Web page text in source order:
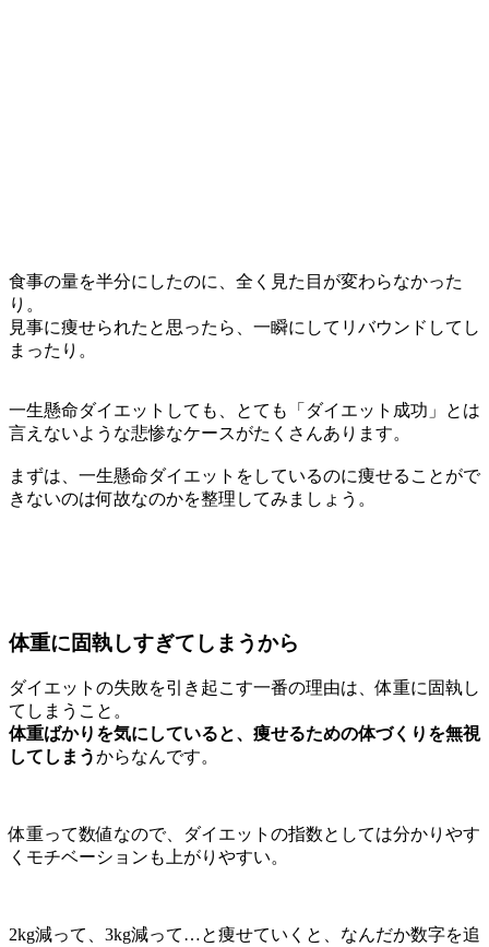
食事の量を半分にしたのに、全く見た目が変わらなかった
り。
見事に痩せられたと思ったら、一瞬にしてリバウンドしてし
まったり。
一生懸命ダイエットしても、とても「ダイエット成功」とは
言えないような悲惨なケースがたくさんあります。
まずは、一生懸命ダイエットをしているのに痩せることがで
きないのは何故なのかを整理してみましょう。
体重に固執しすぎてしまうから
ダイエットの失敗を引き起こす一番の理由は、体重に固執し
てしまうこと。
体重ばかりを気にしていると、痩せるための体づくりを無視
してしまうからなんです。
体重って数値なので、ダイエットの指数としては分かりやす
くモチベーションも上がりやすい。
2kg減って、3kg減って…と痩せていくと、なんだか数字を追